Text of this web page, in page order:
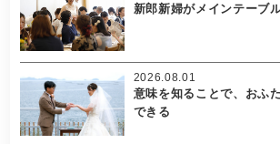
新郎新婦がメインテーブ
意味を知ることで、おふ
できる
2026.08.01